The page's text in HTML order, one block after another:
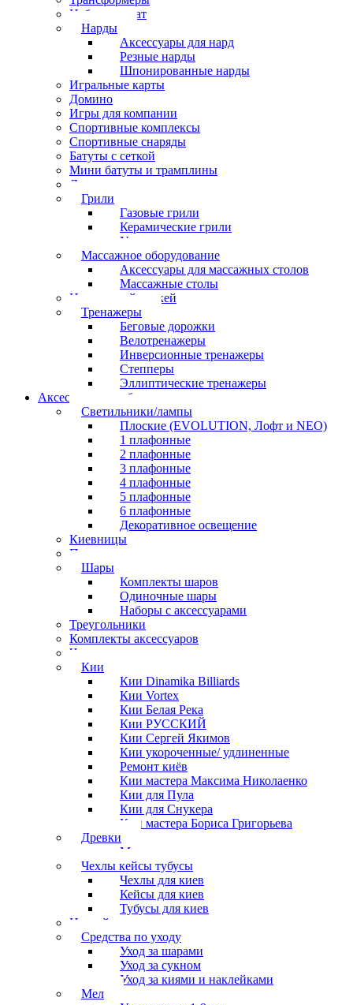
Набор шахмат
Нарды
Аксессуары для нард
Резные нарды
Шпонированные нарды
Игральные карты
Домино
Игры для компании
Спортивные комплексы
Спортивные снаряды
Батуты с сеткой
Мини батуты и трамплины
Дартс
Грили
Газовые грили
Керамические грили
Угольные грили
Массажное оборудование
Аксессуары для массажных столов
Массажные столы
Настольный хоккей
Тренажеры
Беговые дорожки
Велотренажеры
Инверсионные тренажеры
Степперы
Эллиптические тренажеры
Аксессуары для бильярда
Светильники/лампы
Плоские (EVOLUTION, Лофт и NEO)
1 плафонные
2 плафонные
3 плафонные
4 плафонные
5 плафонные
6 плафонные
Декоративное освещение
Киевницы
Полочки
Шары
Комплекты шаров
Одиночные шары
Наборы с аксессуарами
Треугольники
Комплекты аксессуаров
Часы
Кии
Кии Dinamika Billiards
Кии Vortex
Кии Белая Река
Кии РУССКИЙ
Кии Сергей Якимов
Кии укороченные/ удлиненные
Ремонт киёв
Кии мастера Максима Николаенко
Кии для Пула
Кии для Снукера
Кии мастера Бориса Григорьева
Древки
Мосты для киев
Чехлы кейсы тубусы
Чехлы для киев
Кейсы для киев
Тубусы для киев
Наклейки
Средства по уходу
Уход за шарами
Уход за сукном
Уход за киями и наклейками
Мел